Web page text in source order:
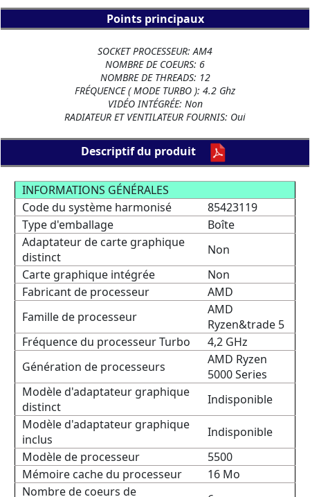
Points principaux
SOCKET PROCESSEUR: AM4
NOMBRE DE COEURS: 6
NOMBRE DE THREADS: 12
FRÉQUENCE ( MODE TURBO ): 4.2 Ghz
VIDÉO INTÉGRÉE: Non
RADIATEUR ET VENTILATEUR FOURNIS: Oui
Descriptif du produit
INFORMATIONS GÉNÉRALES
Code du système harmonisé
85423119
Type d'emballage
Boîte
Adaptateur de carte graphique
distinct
Non
Carte graphique intégrée
Non
Fabricant de processeur
AMD
Famille de processeur
AMD
Ryzen&trade 5
Fréquence du processeur Turbo
4,2 GHz
Génération de processeurs
AMD Ryzen
5000 Series
Modèle d'adaptateur graphique
distinct
Indisponible
Modèle d'adaptateur graphique
inclus
Indisponible
Modèle de processeur
5500
Mémoire cache du processeur
16 Mo
Nombre de coeurs de